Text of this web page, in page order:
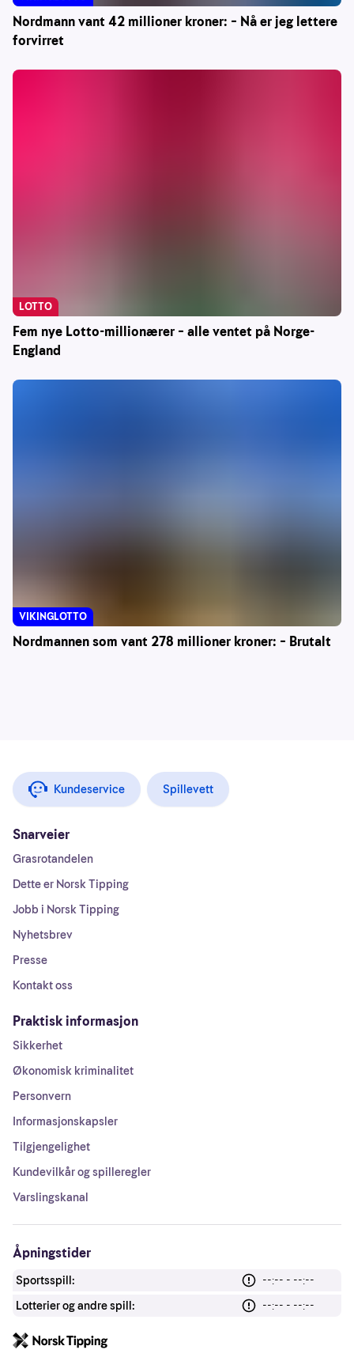
Nordmann vant 42 millioner kroner: – Nå er jeg lettere
forvirret
Fem nye Lotto-millionærer – alle ventet på Norge-
England
LOTTO
Nordmannen som vant 278 millioner kroner: – Brutalt
VIKINGLOTTO
Kundeservice Spillevett
Snarveier
Grasrotandelen
Dette er Norsk Tipping
Jobb i Norsk Tipping
Nyhetsbrev
Presse
Kontakt oss
Praktisk informasjon
Sikkerhet
Økonomisk kriminalitet
Personvern
Informasjonskapsler
Tilgjengelighet
Kundevilkår og spilleregler
Varslingskanal
Åpningstider
Sportsspill:
--:-- - --:--
Lotterier og andre spill:
--:-- - --:--